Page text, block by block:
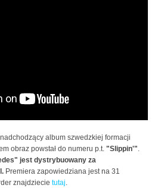
album szwedzkiej formacji
obraz powstał do numeru p.t. "Slippin'".
jest dystrybuowany za
Premiera zapowiedziana jest na 31
znajdziecie tutaj.